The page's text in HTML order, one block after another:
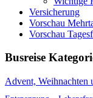
Versicherung
Vorschau
Vorschau
Busreise
Advent, Weihnachten